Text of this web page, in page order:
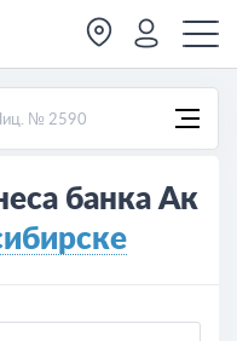
№ 2590
банка Ак